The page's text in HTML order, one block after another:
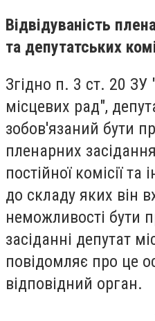
Відвідуваність
та депутатських
Згідно п. 3 ст. 20 ЗУ
місцевих рад",
зобов'язаний бути
пленарних
постійної комісії
до складу яких він
неможливості бути
засіданні депутат
повідомляє про це
відповідний орган.